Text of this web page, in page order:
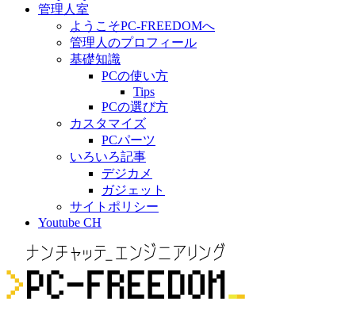
管理人室
ようこそPC-FREEDOMへ
管理人のプロフィール
基礎知識
PCの使い方
Tips
PCの選び方
カスタマイズ
PCパーツ
いろいろ記事
デジカメ
ガジェット
サイトポリシー
Youtube CH